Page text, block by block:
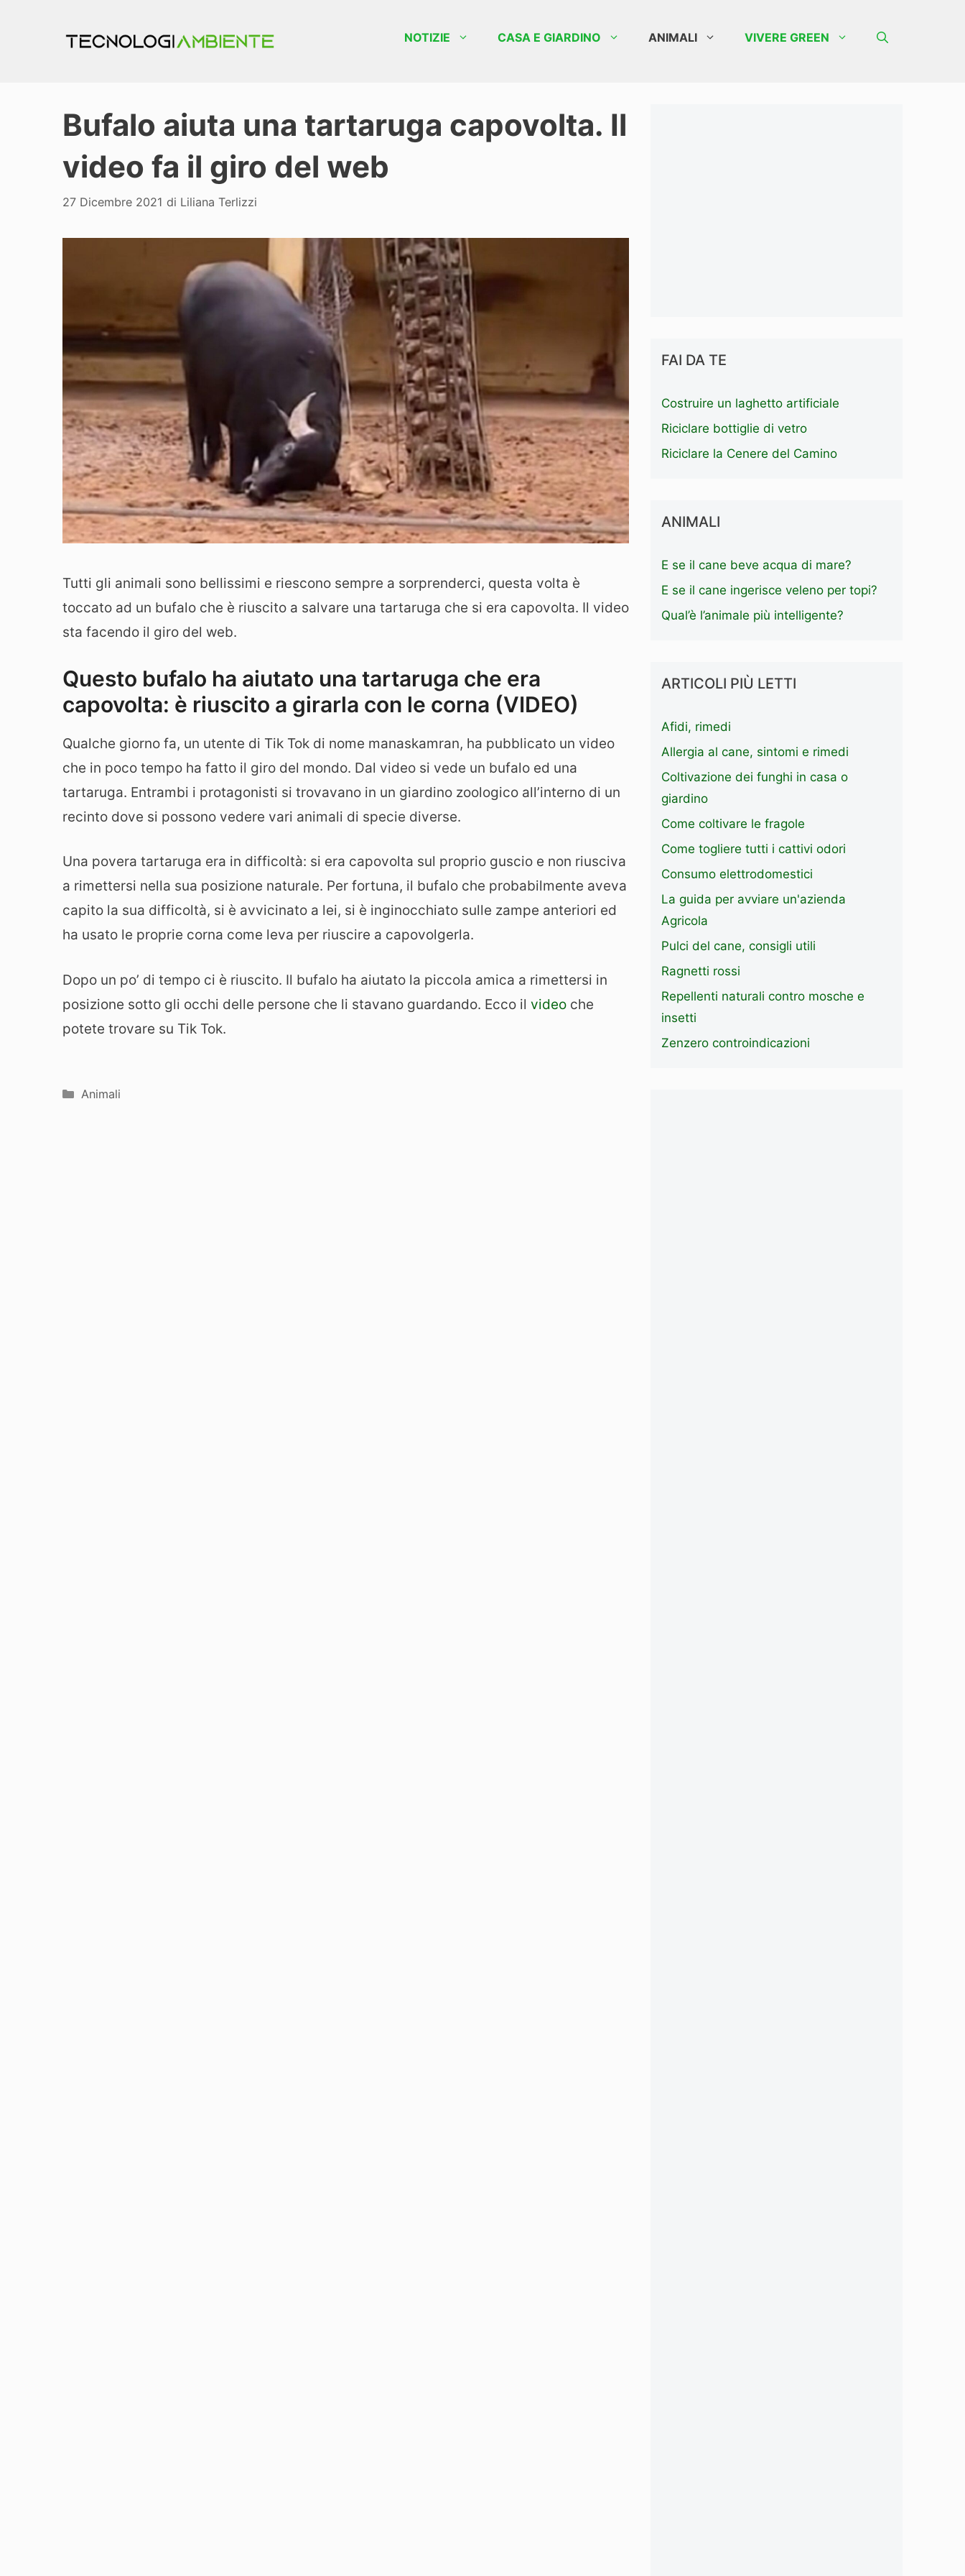
NOTIZIE CASA E GIARDINO ANIMALI VIVERE GREEN
Bufalo aiuta una tartaruga capovolta. Il
video fa il giro del web
27 Dicembre 2021 di Liliana Terlizzi
Tutti gli animali sono bellissimi e riescono sempre a sorprenderci, questa volta è
toccato ad un bufalo che è riuscito a salvare una tartaruga che si era capovolta. Il video
sta facendo il giro del web.
Questo bufalo ha aiutato una tartaruga che era
capovolta: è riuscito a girarla con le corna (VIDEO)
Qualche giorno fa, un utente di Tik Tok di nome manaskamran, ha pubblicato un video
che in poco tempo ha fatto il giro del mondo. Dal video si vede un bufalo ed una
tartaruga. Entrambi i protagonisti si trovavano in un giardino zoologico all’interno di un
recinto dove si possono vedere vari animali di specie diverse.
Una povera tartaruga era in difficoltà: si era capovolta sul proprio guscio e non riusciva
a rimettersi nella sua posizione naturale. Per fortuna, il bufalo che probabilmente aveva
capito la sua difficoltà, si è avvicinato a lei, si è inginocchiato sulle zampe anteriori ed
ha usato le proprie corna come leva per riuscire a capovolgerla.
Dopo un po’ di tempo ci è riuscito. Il bufalo ha aiutato la piccola amica a rimettersi in
posizione sotto gli occhi delle persone che li stavano guardando. Ecco il video che
potete trovare su Tik Tok.
Categorie
Animali
FAI DA TE
Costruire un laghetto artificiale
Riciclare bottiglie di vetro
Riciclare la Cenere del Camino
ANIMALI
E se il cane beve acqua di mare?
E se il cane ingerisce veleno per topi?
Qual’è l’animale più intelligente?
ARTICOLI PIÙ LETTI
Afidi, rimedi
Allergia al cane, sintomi e rimedi
Coltivazione dei funghi in casa o
giardino
Come coltivare le fragole
Come togliere tutti i cattivi odori
Consumo elettrodomestici
La guida per avviare un'azienda
Agricola
Pulci del cane, consigli utili
Ragnetti rossi
Repellenti naturali contro mosche e
insetti
Zenzero controindicazioni